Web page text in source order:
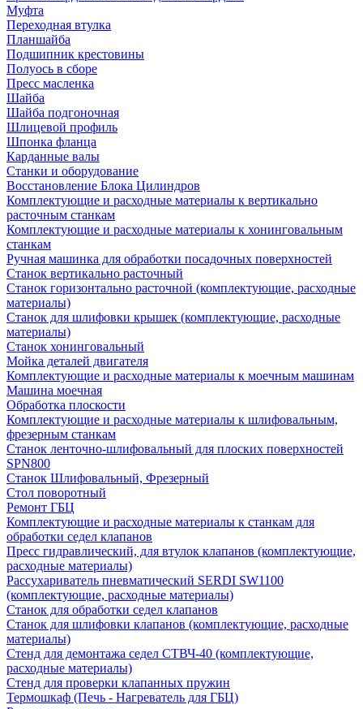
Муфта
Переходная втулка
Планшайба
Подшипник крестовины
Полуось в сборе
Пресс масленка
Шайба
Шайба подгоночная
Шлицевой профиль
Шпонка фланца
Карданные валы
Станки и оборудование
Восстановление Блока Цилиндров
Комплектующие и расходные материалы к вертикально
расточным станкам
Комплектующие и расходные материалы к хонинговальным
станкам
Ручная машинка для обработки посадочных поверхностей
Станок вертикально расточный
Станок горизонтально расточной (комплектующие, расходные
материалы)
Станок для шлифовки крышек (комплектующие, расходные
материалы)
Станок хонинговальный
Мойка деталей двигателя
Комплектующие и расходные материалы к моечным машинам
Машина моечная
Обработка плоскости
Комплектующие и расходные материалы к шлифовальным,
фрезерным станкам
Станок ленточно-шлифовальный для плоских поверхностей
SPN800
Станок Шлифовальный, Фрезерный
Стол поворотный
Ремонт ГБЦ
Комплектующие и расходные материалы к станкам для
обработки седел клапанов
Пресс гидравлический, для втулок клапанов (комплектующие,
расходные материалы)
Рассухариватель пневматический SERDI SW1100
(комплектующие, расходные материалы)
Станок для обработки седел клапанов
Станок для шлифовки клапанов (комплектующие, расходные
материалы)
Стенд для демонтажа седел СТВЧ-40 (комплектующие,
расходные материалы)
Стенд для проверки клапанных пружин
Термошкаф (Печь - Нагреватель для ГБЦ)